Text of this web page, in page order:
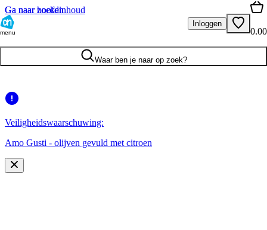
Ga naar hoofdinhoud
Ga naar zoeken
menu
Inloggen
0.00
Waar ben je naar op zoek?
Veiligheidswaarschuwing:
Amo Gusti - olijven gevuld met citroen